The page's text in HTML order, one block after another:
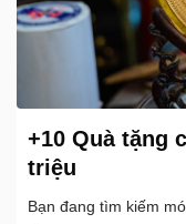
+10 Quà tặng
triệu
Bạn đang tìm kiếm